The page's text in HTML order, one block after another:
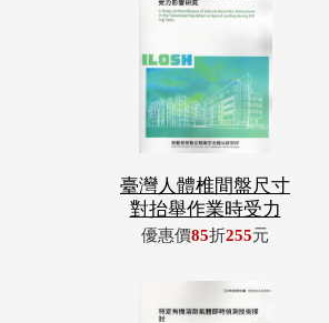
臺灣人體椎間盤尺寸
對抬舉作業時受力
優惠價85折255元